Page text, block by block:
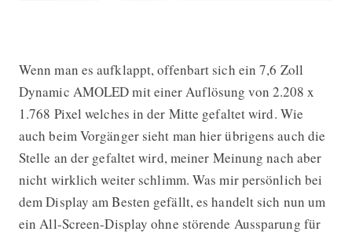
Wenn man es aufklappt, offenbart sich ein 7,6 Zoll
Dynamic AMOLED mit einer Auflösung von 2.208 x
1.768 Pixel welches in der Mitte gefaltet wird. Wie
auch beim Vorgänger sieht man hier übrigens auch die
Stelle an der gefaltet wird, meiner Meinung nach aber
nicht wirklich weiter schlimm. Was mir persönlich bei
dem Display am Besten gefällt, es handelt sich nun um
ein All-Screen-Display ohne störende Aussparung für